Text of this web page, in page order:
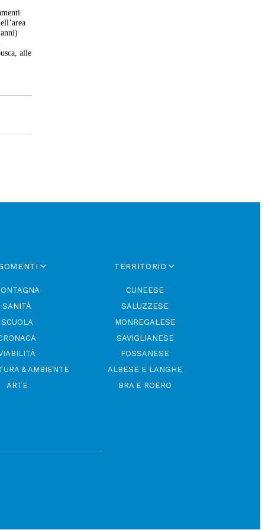
alle
SANITÀ
SCUOLA
& AMBIENTE
ARTE
TERRITORIO
CUNEESE
SALUZZESE
MONREGALESE
SAVIGLIANESE
FOSSANESE
ALBESE E LANGHE
BRA E ROERO